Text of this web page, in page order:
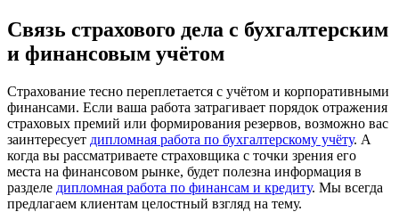
Связь страхового дела с бухгалтерским
и финансовым учётом
Страхование тесно переплетается с учётом и корпоративными
финансами. Если ваша работа затрагивает порядок отражения
страховых премий или формирования резервов, возможно вас
заинтересует дипломная работа по бухгалтерскому учёту. А
когда вы рассматриваете страховщика с точки зрения его
места на финансовом рынке, будет полезна информация в
разделе дипломная работа по финансам и кредиту. Мы всегда
предлагаем клиентам целостный взгляд на тему.